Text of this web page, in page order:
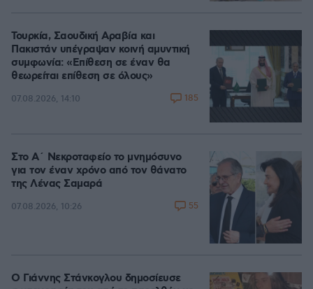
Τουρκία, Σαουδική Αραβία και
Πακιστάν υπέγραψαν κοινή αμυντική
συμφωνία: «Επίθεση σε έναν θα
θεωρείται επίθεση σε όλους»
07.08.2026, 14:10 185
Στο Α΄ Νεκροταφείο το μνημόσυνο
για τον έναν χρόνο από τον θάνατο
της Λένας Σαμαρά
07.08.2026, 10:26 55
Ο Γιάννης Στάνκογλου δημοσίευσε